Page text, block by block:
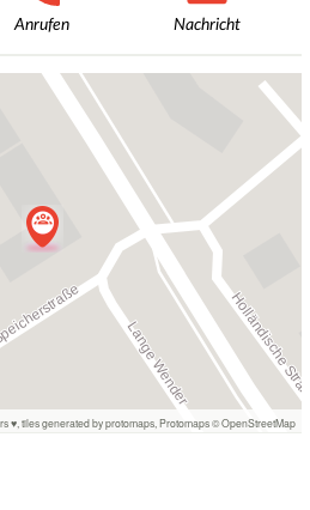
Anrufen Nachricht
♥, tiles generated by protomaps Protomaps©OpenStreetMap